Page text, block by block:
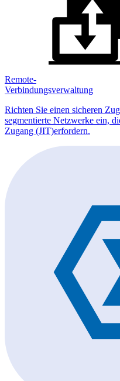
Remote-
Verbindungsverwaltung
Richten Sie einen sicheren
segmentierte Netzwerke ein,
Zugang (JIT)erfordern.